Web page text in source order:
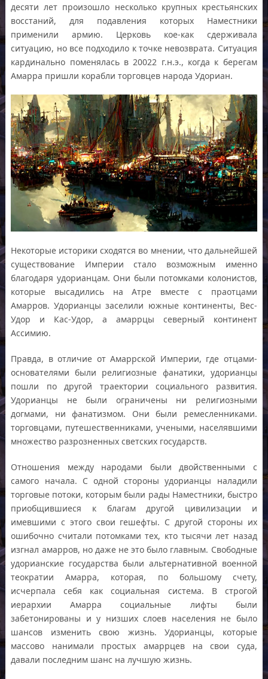
десяти лет произошло несколько крупных крестьянских
восстаний, для подавления которых Наместники
применили армию. Церковь кое-как сдерживала
ситуацию, но все подходило к точке невозврата. Ситуация
кардинально поменялась в 20022 г.н.э., когда к берегам
Амарра пришли корабли торговцев народа Удориан.
Некоторые историки сходятся во мнении, что дальнейшей
существование Империи стало возможным именно
благодаря удорианцам. Они были потомками колонистов,
которые высадились на Атре вместе с праотцами
Амарров. Удорианцы заселили южные континенты, Вес-
Удор и Кас-Удор, а амаррцы северный континент
Ассимию.
Правда, в отличие от Амаррской Империи, где отцами-
основателями были религиозные фанатики, удорианцы
пошли по другой траектории социального развития.
Удорианцы не были ограничены ни религиозными
догмами, ни фанатизмом. Они были ремесленниками.
торговцами, путешественниками, учеными, населявшими
множество разрозненных светских государств.
Отношения между народами были двойственными с
самого начала. С одной стороны удорианцы наладили
торговые потоки, которым были рады Наместники, быстро
приобщившиеся к благам другой цивилизации и
имевшими с этого свои гешефты. С другой стороны их
ошибочно считали потомками тех, кто тысячи лет назад
изгнал амарров, но даже не это было главным. Свободные
удорианские государства были альтернативной военной
теократии Амарра, которая, по большому счету,
исчерпала себя как социальная система. В строгой
иерархии Амарра социальные лифты были
забетонированы и у низших слоев населения не было
шансов изменить свою жизнь. Удорианцы, которые
массово нанимали простых амаррцев на свои суда,
давали последним шанс на лучшую жизнь.